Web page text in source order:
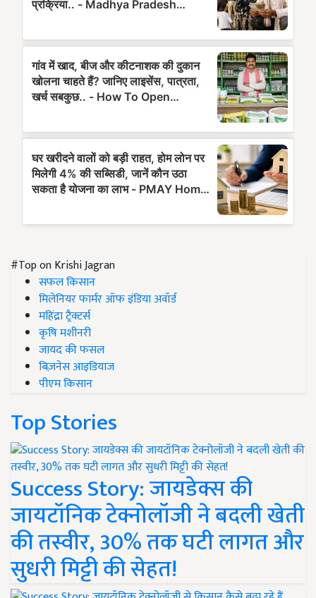
#Top on Krishi Jagran
सफल किसान
मिलेनियर फार्मर ऑफ इंडिया अवॉर्ड
महिंद्रा ट्रैक्टर्स
कृषि मशीनरी
जायद की फसल
बिज़नेस आइडियाज
पीएम किसान
Top Stories
Success Story: जायडेक्स की
जायटॉनिक टेक्नोलॉजी ने बदली खेती
की तस्वीर, 30% तक घटी लागत और
सुधरी मिट्टी की सेहत!